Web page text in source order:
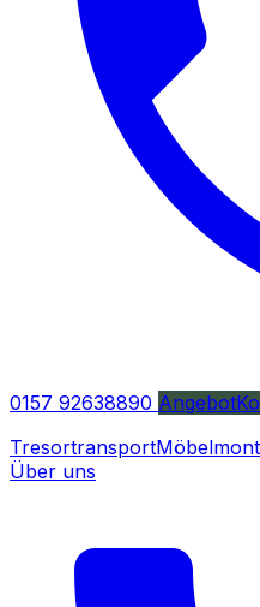
0157 92638890 Angebot
Tresortransport
Über uns